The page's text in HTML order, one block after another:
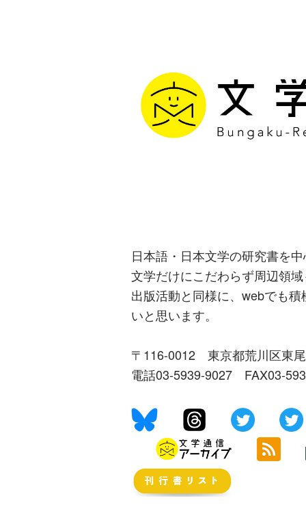
日本語・日本文学の研究書を
文学だけにこだわらず周辺領
出版活動と同様に、webでも
いと思います。
〒116-0012 東京都荒川区東
電話03-5939-9027 FAX03-